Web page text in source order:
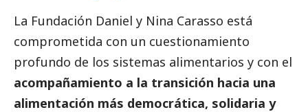
La Fundación Daniel y Nina Carasso está
comprometida con un cuestionamiento
profundo de los sistemas alimentarios y con el
acompañamiento a la transición hacia una
alimentación más democrática, solidaria y